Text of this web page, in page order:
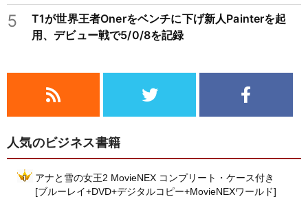
5
T1が世界王者Onerをベンチに下げ新人Painterを起
用、デビュー戦で5/0/8を記録
人気のビジネス書籍
アナと雪の女王2 MovieNEX コンプリート・ケース付き
[ブルーレイ+DVD+デジタルコピー+MovieNEXワールド]